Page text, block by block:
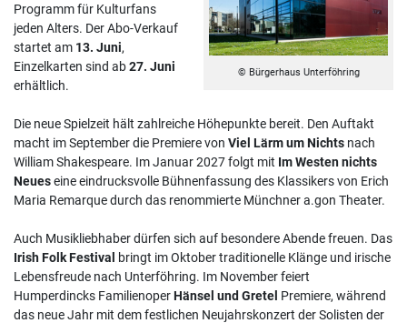
© Bürgerhaus Unterföhring
Programm für Kulturfans
jeden Alters. Der Abo-Verkauf
startet am 13. Juni,
Einzelkarten sind ab27. Juni
erhältlich.
Die neue Spielzeit hält zahlreiche Höhepunkte bereit. Den Auftakt
macht im September die Premiere von Viel Lärm um Nichts nach
William Shakespeare. Im Januar 2027 folgt mit Im Westen nichts
Neueseine eindrucksvolle Bühnenfassung des Klassikers von Erich
Maria Remarque durch das renommierte Münchner a.gon Theater.
Auch Musikliebhaber dürfen sich auf besondere Abende freuen. Das
Irish Folk Festival
bringt im Oktober traditionelle Klänge und irische
Lebensfreude nach Unterföhring. Im November feiert
Humperdincks FamilienoperHänsel und Gretel Premiere, während
das neue Jahr mit dem festlichen Neujahrskonzert der Solisten der